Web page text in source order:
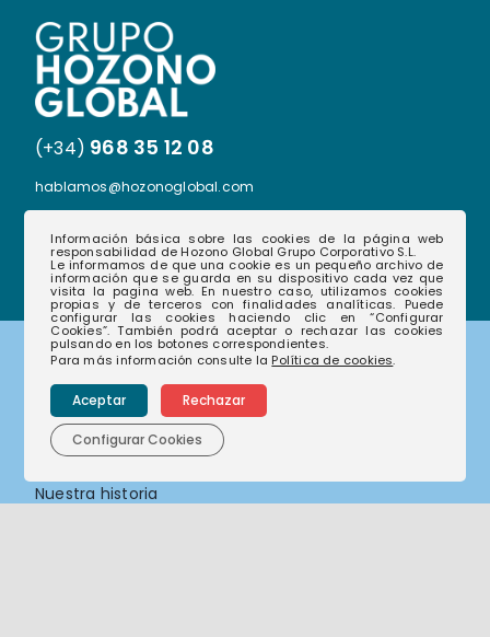
(+34) 968 35 12 08
hablamos@hozonoglobal.com
Nuestras empresas
Nuestra historia
Información básica sobre las cookies de la página web
responsabilidad de Hozono Global Grupo Corporativo S.L.
Le informamos de que una cookie es un pequeño archivo de
información que se guarda en su dispositivo cada vez que
visita la pagina web. En nuestro caso, utilizamos cookies
propias y de terceros con finalidades analíticas. Puede
configurar las cookies haciendo clic en “Configurar
Cookies”. También podrá aceptar o rechazar las cookies
pulsando en los botones correspondientes.
Para más información consulte la Política de cookies.
Aceptar Rechazar
Configurar Cookies